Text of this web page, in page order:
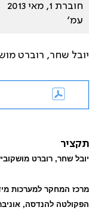
חוברת 1, מאי 2013
עמ׳
יובל שחר, רוברט
תקציר
יובל שחר, רוברט
מרכז המחקר למערכות
הפקולטה להנדסה,